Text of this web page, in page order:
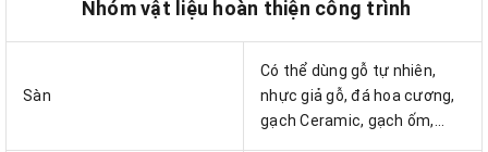
Nhóm vật liệu hoàn thiện công trình
Sàn
Có thể dùng gỗ tự nhiên,
nhực giả gỗ, đá hoa cương,
gạch Ceramic, gạch ốm,...